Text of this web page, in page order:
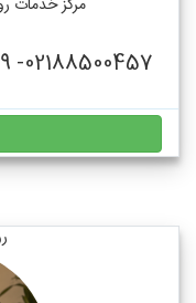
مرکز خدمات
02188500457- 02188501079- 09336812687